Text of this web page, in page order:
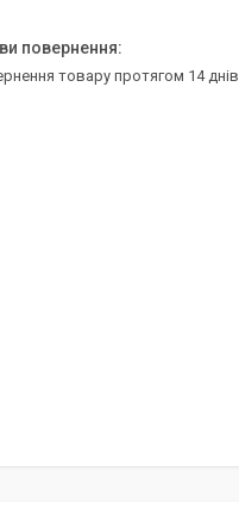
товару протягом 14 днів